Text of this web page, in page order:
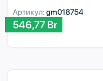
Артикул: gm018754
546,77 Br